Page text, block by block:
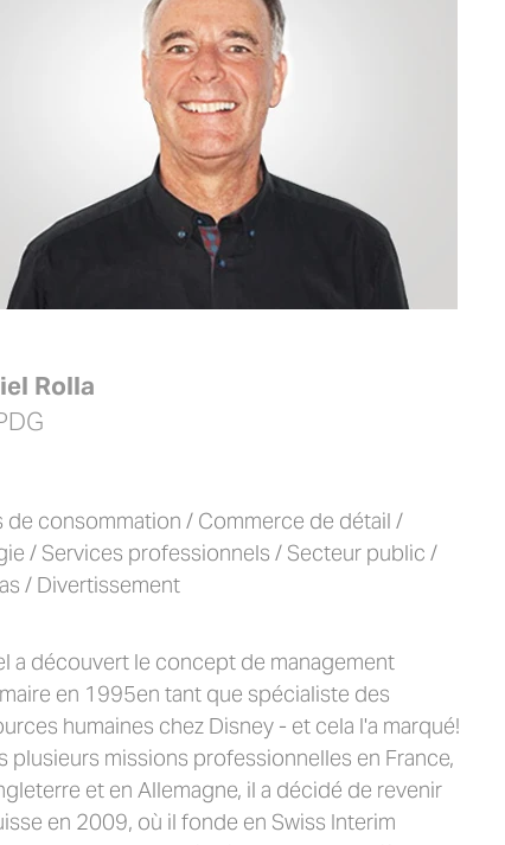
Rolla
de consommation / Commerce de détail /
/ Services professionnels / Secteur public /
/ Divertissement
a découvert le concept de management
en 1995en tant que spécialiste des
humaines chez Disney - et cela l'a marqué!
plusieurs missions professionnelles en France,
et en Allemagne, il a décidé de revenir
en 2009, où il fonde en Swiss Interim